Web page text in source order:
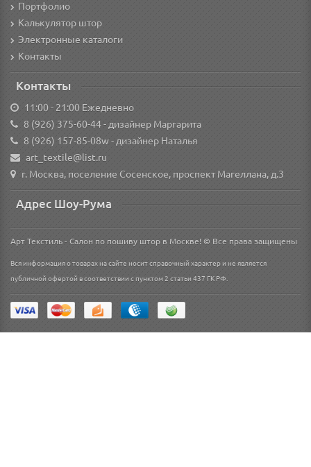
Портфолио
Калькулятор штор
Электронные каталоги
Контакты
Контакты
11:00 - 21:00 Ежедневно
8 (926) 375-60-44- дизайнер Маргарита
8 (926) 157-85-08w- дизайнер Наталья
art_textile@list.ru
г. Москва, поселение Сосенское, проспект Магеллана, д.3
Адрес Шоу-Рума
Арт Текстиль - Салон по пошиву штор в Москве! © Все права защищены
Вся информация о товарах на сайте носит справочный характер и не является
публичной офертой в соответствии с пунктом 2 статьи 437 ГК РФ.